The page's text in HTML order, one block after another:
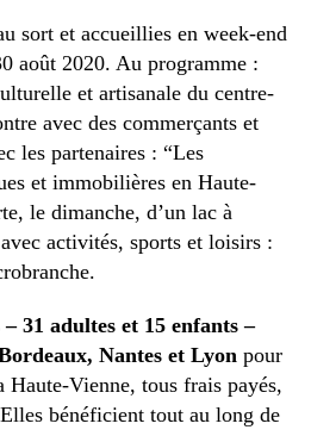
sort et accueillies en week-end
août 2020. Au programme :
et artisanale du centre-
avec des commerçants et
les partenaires : “Les
et immobilières en Haute-
le dimanche, d’un lac à
activités, sports et loisirs :
– 31 adultes et 15 enfants –
Nantes et Lyonpour
Vienne, tous frais payés,
bénéficient tout au long de